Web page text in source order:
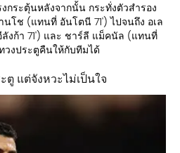
กระตุ้นหลังจากนั้น กระทั่งตัวสำรอง
นโช (แทนที่ อันโตนี 71') ไปจนถึง อเล
งก้า 71') และ ชาร์ลี แม็คนัล (แทนที่
วงประตูคืนให้กับทีมได้
ตู แต่จังหวะไม่เป็นใจ